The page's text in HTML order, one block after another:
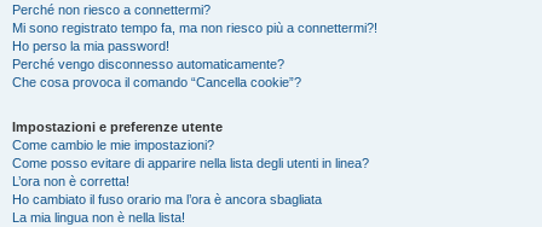
Perché non riesco a connettermi?
Mi sono registrato tempo fa, ma non riesco più a connettermi?!
Ho perso la mia password!
Perché vengo disconnesso automaticamente?
Che cosa provoca il comando “Cancella cookie”?
Impostazioni e preferenze utente
Come cambio le mie impostazioni?
Come posso evitare di apparire nella lista degli utenti in linea?
L’ora non è corretta!
Ho cambiato il fuso orario ma l’ora è ancora sbagliata
La mia lingua non è nella lista!